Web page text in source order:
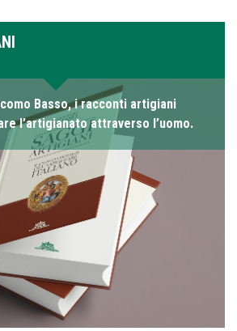
Basso, i racconti artigiani
l’artigianato attraverso l’uomo.